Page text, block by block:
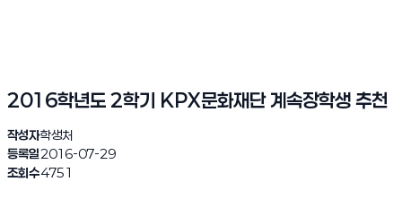
2016학년도 2학기 KPX문화재단 계속장학생 추천
작성자학생처
등록일2016-07-29
조회수4751